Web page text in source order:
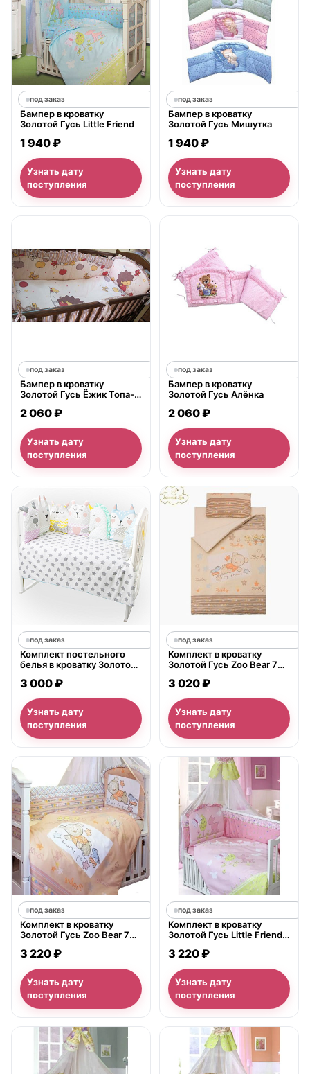
под заказ
Бампер в кроватку
Золотой Гусь Little Friend
1 940 ₽
Узнать дату
поступления
под заказ
Бампер в кроватку
Золотой Гусь Мишутка
1 940 ₽
Узнать дату
поступления
под заказ
Бампер в кроватку
Золотой Гусь Ёжик Топа-
2 060 ₽
Узнать дату
поступления
под заказ
Бампер в кроватку
Золотой Гусь Алёнка
2 060 ₽
Узнать дату
поступления
под заказ
Комплект постельного
белья в кроватку Золотой
предметов
3 000 ₽
Узнать дату
поступления
под заказ
Комплект в кроватку
Золотой Гусь Zoo Bear 7
3 020 ₽
Узнать дату
поступления
под заказ
Комплект в кроватку
Золотой Гусь Zoo Bear 7
3 220 ₽
Узнать дату
поступления
под заказ
Комплект в кроватку
Золотой Гусь Little Friend 7
3 220 ₽
Узнать дату
поступления